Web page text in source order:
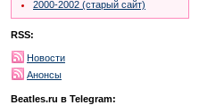
2000-2002 (старый сайт)
RSS:
Новости
Анонсы
Beatles.ru в Telegram: